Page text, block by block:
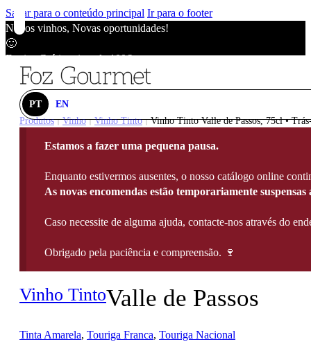
Saltar para o conteúdo principal Ir para o footer
Novos vinhos, Novas oportunidades!
🙂
Envios Grátis acima de 100€
Novos vinhos, Novas oportunidades!
Envios Grátis acima de 100€
Novos vinhos, Novas oportunidades!
Envios Grátis acima de 100€
PT
EN
Produtos | Vinho | Vinho Tinto | Vinho Tinto Valle de Passos, 75cl •
Estamos a fazer uma pequena pausa.
Enquanto estivermos ausentes, o nosso catálogo online
As novas encomendas estão temporariamente suspensas
Caso necessite de alguma ajuda, contacte-nos através do
Obrigado pela paciência e compreensão. 🍷
Vinho TintoValle de Passos
Tinta Amarela, Touriga Franca, Touriga Nacional